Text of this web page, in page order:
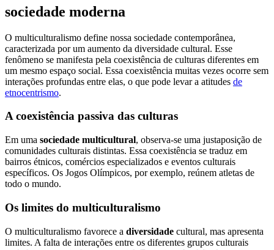
sociedade moderna
O multiculturalismo define nossa sociedade contemporânea,
caracterizada por um aumento da diversidade cultural. Esse
fenômeno se manifesta pela coexistência de culturas diferentes em
um mesmo espaço social. Essa coexistência muitas vezes ocorre sem
interações profundas entre elas, o que pode levar a atitudes de
etnocentrismo.
A coexistência passiva das culturas
Em uma sociedade multicultural, observa-se uma justaposição de
comunidades culturais distintas. Essa coexistência se traduz em
bairros étnicos, comércios especializados e eventos culturais
específicos. Os Jogos Olímpicos, por exemplo, reúnem atletas de
todo o mundo.
Os limites do multiculturalismo
O multiculturalismo favorece a diversidade cultural, mas apresenta
limites. A falta de interações entre os diferentes grupos culturais